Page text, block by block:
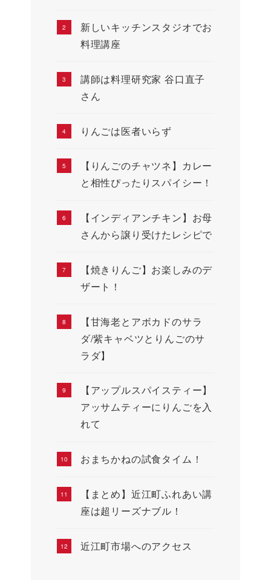
新しいキッチンスタジオでお
料理講座
講師は料理研究家 谷口直子
さん
りんごは医者いらず
【りんごのチャツネ】カレー
と相性ぴったりスパイシー！
【インディアンチキン】お母
さんから譲り受けたレシピで
【焼きりんご】お楽しみのデ
ザート！
【甘海老とアボカドのサラ
ダ/紫キャベツとりんごのサ
ラダ】
【アップルスパイスティー】
アッサムティーにりんごを入
れて
おまちかねの試食タイム！
【まとめ】近江町ふれあい講
座は超リーズナブル！
近江町市場へのアクセス